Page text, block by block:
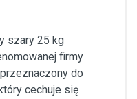
szary 25 kg
firmy
do
cechuje się